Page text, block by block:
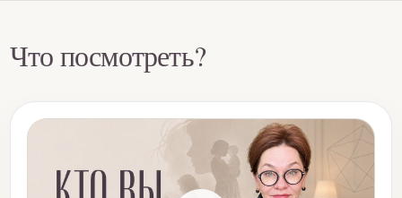
Что посмотреть?